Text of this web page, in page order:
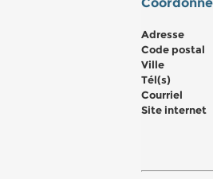
Adresse
Code postal
Ville
Tél(s)
Courriel
Site internet